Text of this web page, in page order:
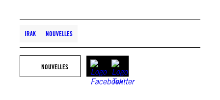
IRAK NOUVELLES
NOUVELLES